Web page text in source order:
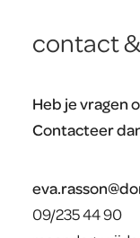
contact
Heb je vragen
Contacteer
09/235 44 90